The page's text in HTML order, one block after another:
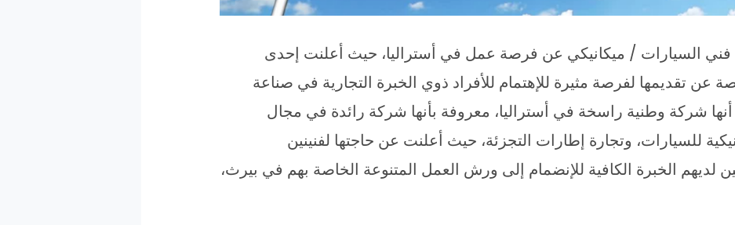
فني السيارات / ميكانيكي عن فرصة عمل في أستراليا، حيث أعلنت إحدى
عن تقديمها لفرصة مثيرة للإهتمام للأفراد ذوي الخبرة التجارية في صناعة
شركة وطنية راسخة في أستراليا، معروفة بأنها شركة رائدة في مجال
للسيارات، وتجارة إطارات التجزئة، حيث أعلنت عن حاجتها لفنينين
لديهم الخبرة الكافية للإنضمام إلى ورش العمل المتنوعة الخاصة بهم في بيرث،